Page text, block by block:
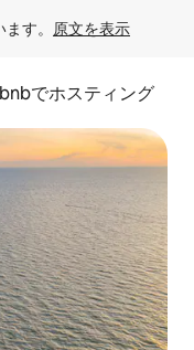
す。 原文を表示
でホスティング